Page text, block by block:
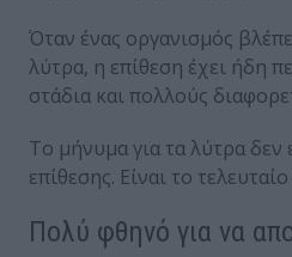
Όταν ένας οργανισμός
λύτρα, η επίθεση έχει ήδη
στάδια και πολλούς
Το μήνυμα για τα λύτρα δεν
επίθεσης. Είναι το
Πολύ φθηνό για να